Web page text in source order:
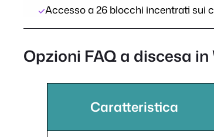
Accesso a 26 blocchi incentrati sui
Opzioni FAQ a discesa
Caratteristica